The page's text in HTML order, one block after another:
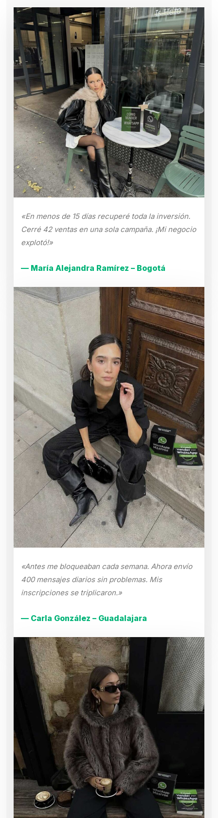
«En menos de 15 días recuperé toda la inversión.
Cerré 42 ventas en una sola campaña. ¡Mi negocio
explotó!»
— María Alejandra Ramírez – Bogotá
«Antes me bloqueaban cada semana. Ahora envío
400 mensajes diarios sin problemas. Mis
inscripciones se triplicaron.»
— Carla González – Guadalajara